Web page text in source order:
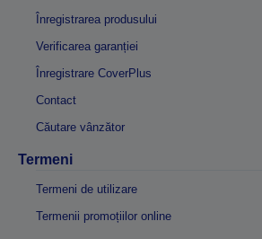
Înregistrarea produsului
Verificarea garanției
Înregistrare CoverPlus
Contact
Căutare vânzător
Termeni
Termeni de utilizare
Termenii promoțiilor online